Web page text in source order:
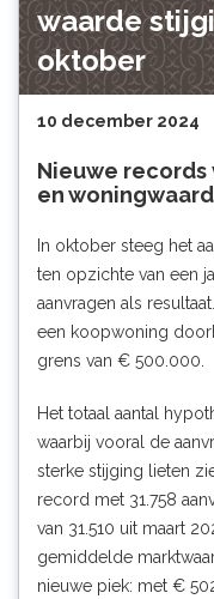
waarde
oktober
10 december 2024
Nieuwe
en
In oktober steeg het
ten opzichte van een
aanvragen als
een koopwoning
grens van € 500.000.
Het totaal aantal
waarbij vooral de
sterke stijging lieten
record met 31.758
van 31.510 uit maart
gemiddelde
nieuwe piek: met €